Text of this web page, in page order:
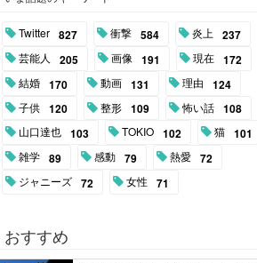
Twitter 827 衝撃 584 炎上 237
芸能人 205 画像 191 現在 172
結婚 170 動画 131 理由 124
子供 120 整形 109 怖い話 108
山口達也 103 TOKIO 102 猫 101
雑学 89 感動 79 熱愛 72
ジャニーズ 72 女性 71
おすすめ